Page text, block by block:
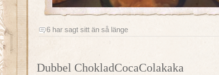
6 har sagt sitt än så länge
Dubbel ChokladCocaColakaka